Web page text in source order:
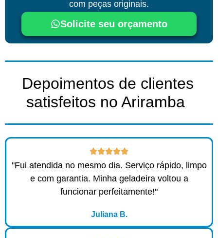
com peças originais.
Solicite seu orçamento
Depoimentos de clientes
satisfeitos no Ariramba ​
"Fui atendida no mesmo dia. Serviço rápido, limpo
e com garantia. Minha geladeira voltou a
funcionar perfeitamente!"
Juliana B.